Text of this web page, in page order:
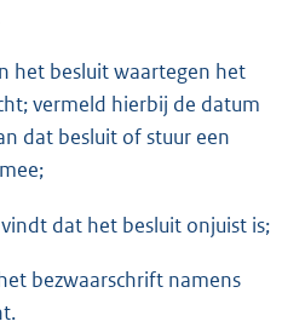
het besluit waartegen het
vermeld hierbij de datum
dat besluit of stuur een
dat het besluit onjuist is;
bezwaarschrift namens